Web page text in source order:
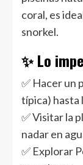
coral, es
snorkel.
✨ Lo
✅ Hacer un
típica) hasta
✅ Visitar la
nadar en
✅ Explorar